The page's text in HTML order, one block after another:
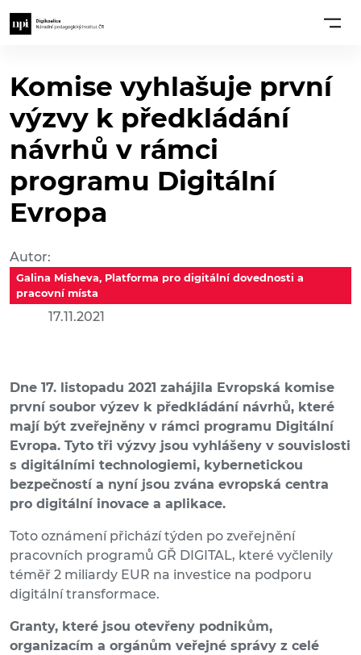
Komise vyhlašuje první
výzvy k předkládání
návrhů v rámci
programu Digitální
Evropa
Autor:
Galina Misheva, Platforma pro digitální dovednosti a
pracovní místa
17.11.2021
Dne 17. listopadu 2021 zahájila Evropská komise
první soubor výzev k předkládání návrhů, které
mají být zveřejněny v rámci programu Digitální
Evropa. Tyto tři výzvy jsou vyhlášeny v souvislosti
s digitálními technologiemi, kybernetickou
bezpečností a nyní jsou zvána evropská centra
pro digitální inovace a aplikace.
Toto oznámení přichází týden po zveřejnění
pracovních programů GŘ DIGITAL, které vyčlenily
téměř 2 miliardy EUR na investice na podporu
digitální transformace.
Granty, které jsou otevřeny podnikům,
organizacím a orgánům veřejné správy z celé